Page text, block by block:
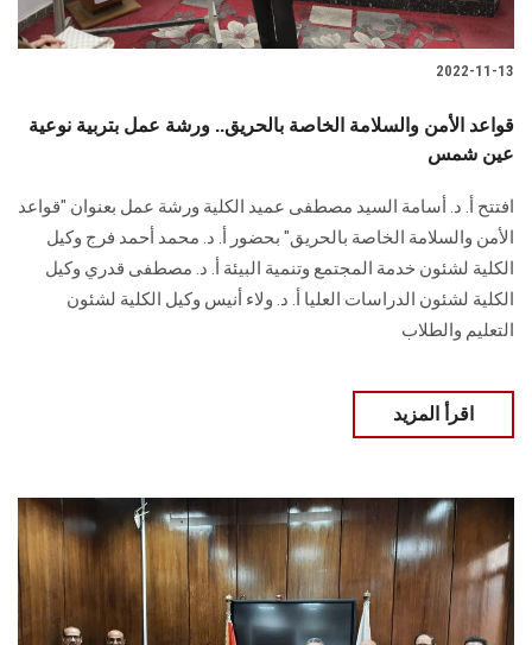
2022-11-13
قواعد الأمن والسلامة الخاصة بالحريق.. ورشة عمل بتربية نوعية
عين شمس
افتتح أ. د. أسامة السيد مصطفى عميد الكلية ورشة عمل بعنوان "قواعد
الأمن والسلامة الخاصة بالحريق" بحضور أ. د. محمد أحمد فرج وكيل
الكلية لشئون خدمة المجتمع وتنمية البيئة أ. د. مصطفى قدري وكيل
الكلية لشئون الدراسات العليا أ. د. ولاء أنيس وكيل الكلية لشئون
التعليم والطلاب
اقرأ المزيد